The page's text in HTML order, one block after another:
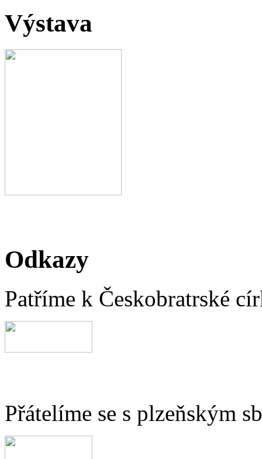
Výstava
Odkazy
Patříme k Českobratrské
Přátelíme se s plzeňským